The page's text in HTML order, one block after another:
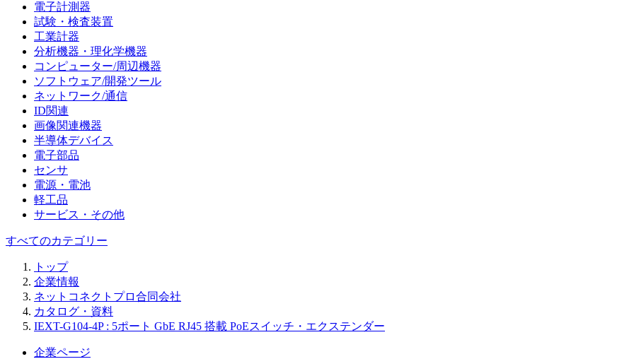
電子計測器
試験・検査装置
工業計器
分析機器・理化学機器
コンピューター/周辺機器
ソフトウェア/開発ツール
ネットワーク/通信
ID関連
画像関連機器
半導体デバイス
電子部品
センサ
電源・電池
軽工品
サービス・その他
すべてのカテゴリー
トップ
企業情報
ネットコネクトプロ合同会社
カタログ・資料
IEXT-G104-4P : 5ポート GbE RJ45 搭載 PoEスイッチ・エクステンダー
企業ページ